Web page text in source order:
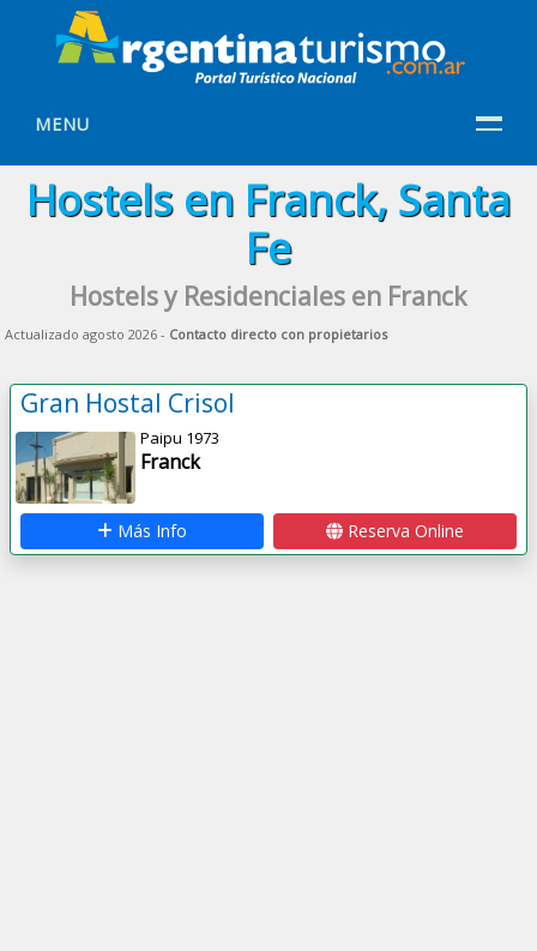
MENU
Hostels en Franck, Santa
Fe
Hostels y Residenciales en Franck
Actualizado agosto 2026 - Contacto directo con propietarios
Gran Hostal Crisol
Paipu 1973
Franck
Más Info Reserva Online